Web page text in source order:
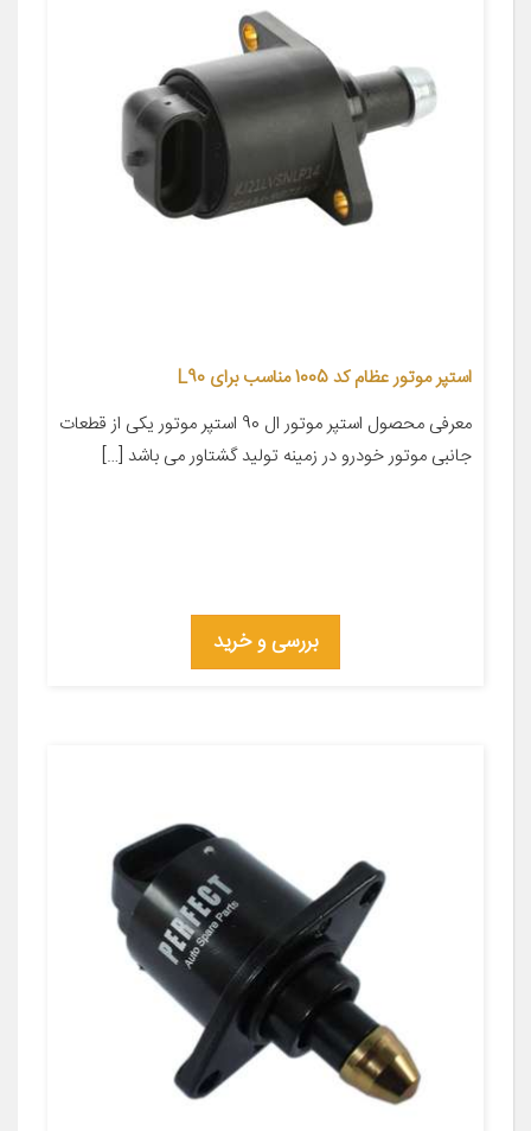
استپر موتور عظام کد 1005 مناسب برای L90
معرفی محصول استپر موتور ال 90 استپر موتور یکی از قطعات
جانبی موتور خودرو در زمینه تولید گشتاور می باشد […]
بررسی و خرید